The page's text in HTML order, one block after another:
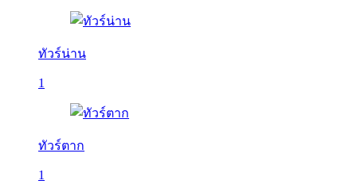
ทัวร์น่าน
1
ทัวร์ตาก
1